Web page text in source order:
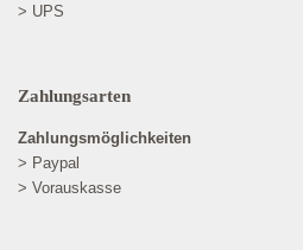
> UPS
Zahlungsarten
Zahlungsmöglichkeiten
> Paypal
> Vorauskasse